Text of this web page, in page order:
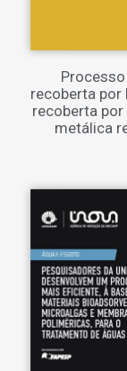
recoberta por
recoberta
metálica